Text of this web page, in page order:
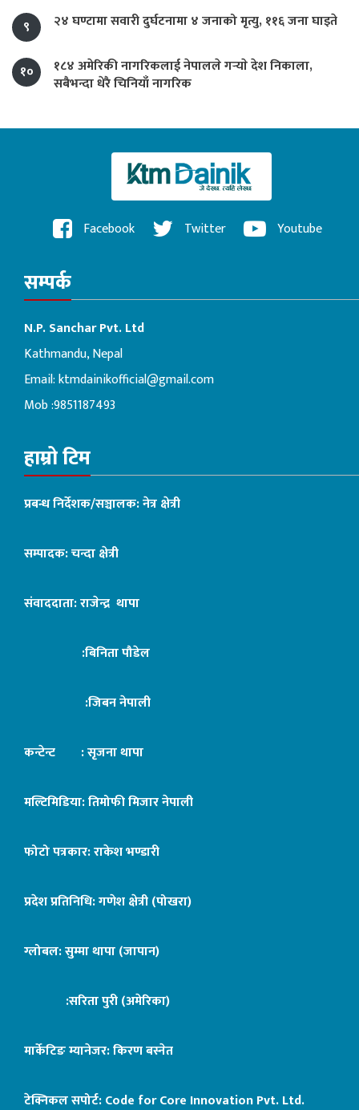
९
२४ घण्टामा सवारी दुर्घटनामा ४ जनाको मृत्यु, ११६ जना घाइते
१०
१८४ अमेरिकी नागरिकलाई नेपालले गर्‍याे देश निकाला,
सबैभन्दा धेरै चिनियाँ नागरिक
Facebook Twitter Youtube
सम्पर्क
N.P. Sanchar Pvt. Ltd
Kathmandu, Nepal
Email:ktmdainikofficial@gmail.com
Mob :9851187493
हाम्रो टिम
प्रबन्ध निर्देशक/सञ्चालक: नेत्र क्षेत्री
सम्पादक: चन्दा क्षेत्री
संवाददाता: राजेन्द्र थापा
:बिनिता पौडेल
:जिबन नेपाली
कन्टेन्ट : सृजना थापा
मल्टिमिडिया: तिमोफी मिजार नेपाली
फोटो पत्रकार: राकेश भण्डारी
प्रदेश प्रतिनिधि: गणेश क्षेत्री (पोखरा)
ग्लोबल: सुम्मा थापा (जापान)
:सरिता पुरी (अमेरिका)
मार्केटिङ म्यानेजर: किरण बस्नेत
टेक्निकल सपोर्ट:Code for Core Innovation Pvt. Ltd.